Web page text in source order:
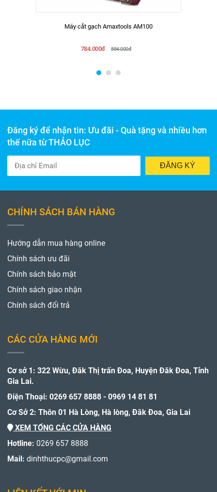
Máy cắt gạch Amaxtools AM100
784.000đ 884.000đ
Đăng ký để nhận tin: Ưu đãi - Quà tặng và nhiều hơn
thế nữa từ THẢO LỤC
ĐĂNG KÝ
CHÍNH SÁCH BÁN HÀNG
Hướng dẫn mua hàng online
Chính sách ưu đãi
Chính sách bảo mật
Chính sách giao nhận
Chính sách đổi trả
CÁC CỬA HÀNG MỚI
Cơ sở 1: 322 Wừu, Đăk Thị trấn Đoa, Huyện Đăk Đoa, Tỉnh
Gia Lai.
Điện Thoại: 0269 657 8888 - 0969 14 81 81
Cơ Sở 2: Thôn 01 Hà Lòng, Hà lòng, Đăk Đoa, Gia Lai
XEM TỔNG CÁC CỬA HÀNG
Hotline: 0269 657 8888
Mail: dinhthucpc@gmail.com